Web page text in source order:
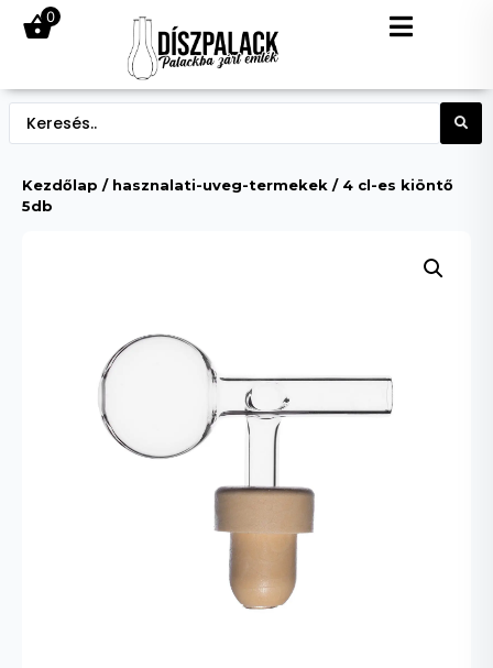
0
Kezdőlap / hasznalati-uveg-termekek / 4 cl-es kiöntő
5db